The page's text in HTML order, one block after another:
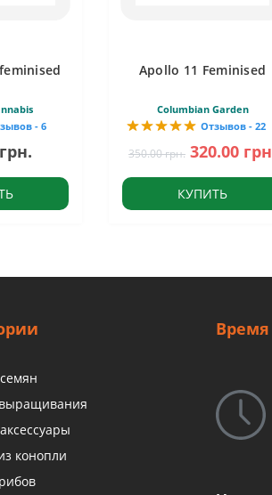
- 6
Apollo 11 Feminised
Columbian Garden
Отзывов - 22
350.00 грн. 320.00
КУПИТЬ
конопли